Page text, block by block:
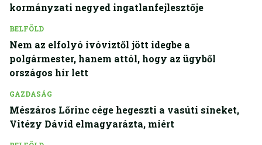
kormányzati negyed ingatlanfejlesztője
BELFÖLD
Nem az elfolyó ivóvíztől jött idegbe a
polgármester, hanem attól, hogy az ügyből
országos hír lett
GAZDASÁG
Mészáros Lőrinc cége hegeszti a vasúti síneket,
Vitézy Dávid elmagyarázta, miért